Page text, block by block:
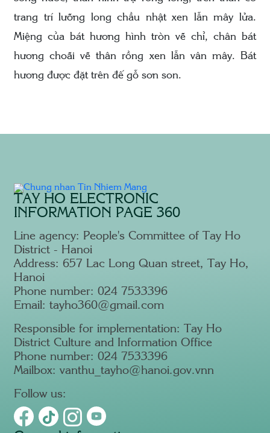
trang trí lưỡng long chầu nhật xen lẫn mây lửa.
Miệng của bát hương hình tròn vẽ chỉ, chân bát
hương choãi vẽ thân rồng xen lẫn vân mây. Bát
hương được đặt trên đế gỗ sơn son.
TAY HO ELECTRONIC
INFORMATION PAGE 360
Line agency: People's Committee of Tay Ho
District - Hanoi
Address: 657 Lac Long Quan street, Tay Ho,
Hanoi
Phone number: 024 7533396
Email: tayho360@gmail.com
Responsible for implementation: Tay Ho
District Culture and Information Office
Phone number: 024 7533396
Mailbox: vanthu_tayho@hanoi.gov.vnn
Follow us: